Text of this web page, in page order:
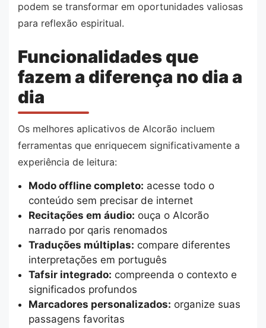
podem se transformar em oportunidades valiosas
para reflexão espiritual.
Funcionalidades que
fazem a diferença no dia a
dia
Os melhores aplicativos de Alcorão incluem
ferramentas que enriquecem significativamente a
experiência de leitura:
Modo offline completo: acesse todo o
conteúdo sem precisar de internet
Recitações em áudio: ouça o Alcorão
narrado por qaris renomados
Traduções múltiplas: compare diferentes
interpretações em português
Tafsir integrado: compreenda o contexto e
significados profundos
Marcadores personalizados: organize suas
passagens favoritas